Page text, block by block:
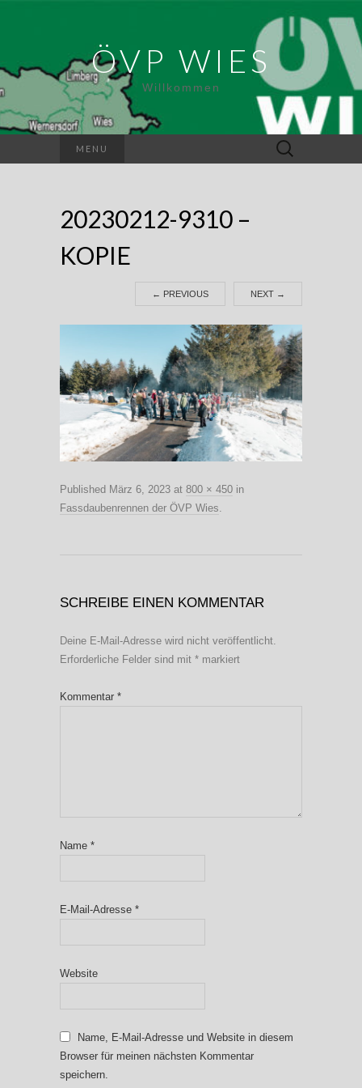
ÖVP WIES
Willkommen
MENU
Suchen
nach:
20230212-9310 –
KOPIE
← PREVIOUS NEXT →
Published März 6, 2023 at 800 × 450 in
Fassdaubenrennen der ÖVP Wies
SCHREIBE EINEN KOMMENTAR
Deine E-Mail-Adresse wird nicht veröffentlicht.
Erforderliche Felder sind mit * markiert
Kommentar *
Name *
E-Mail-Adresse *
Website
Name, E-Mail-Adresse und Website in diesem
Browser für meinen nächsten Kommentar
speichern.